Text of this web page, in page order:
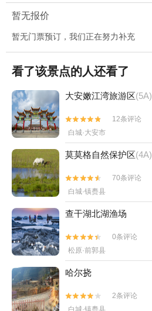
暂无报价
暂无门票预订，我们正在努力补充
看了该景点的人还看了
大安嫩江湾旅游区(5A)


12条评论
白城·大安市
莫莫格自然保护区(4A)


70条评论
白城·镇赉县
查干湖北湖渔场


0条评论
松原·前郭县
哈尔挠


2条评论